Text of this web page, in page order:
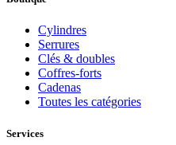
Cylindres
Serrures
Clés & doubles
Coffres-forts
Cadenas
Toutes les catégories
Services